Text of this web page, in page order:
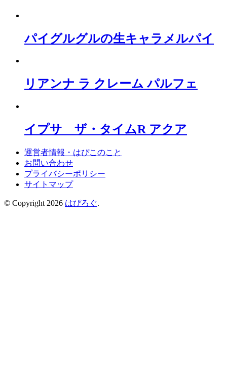
パイグルグルの生キャラメルパイ
リアンナ ラ クレーム パルフェ
イプサ ザ・タイムR アクア
運営者情報・はぴこのこと
お問い合わせ
プライバシーポリシー
サイトマップ
© Copyright 2026 はぴろぐ.